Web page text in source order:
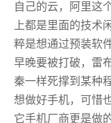
自己的云，阿里这
上都是里面的技术
粹是想通过预装软
早晚要被打破，雷
秦一样死撑到某种
想做好手机，可惜
它手机厂商更是做